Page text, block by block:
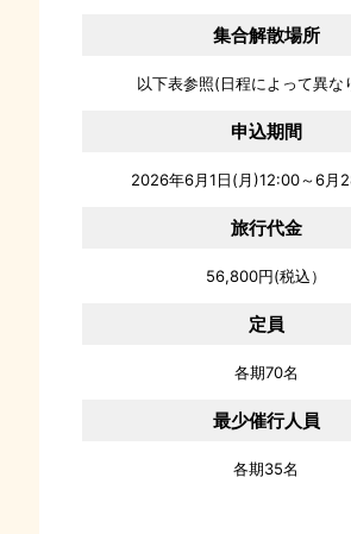
集合解散場所
以下表参照(日程によって異な
申込期間
2026年6月1日(月)12:00～6月
旅行代金
56,800円(税込）
定員
各期70名
最少催行人員
各期35名